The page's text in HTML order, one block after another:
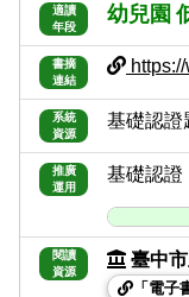
適讀
年段
幼兒園
書摘
連結
系統
資源
基礎認證
推廣
運用
基礎認證
閱讀
資源
臺中
「電子